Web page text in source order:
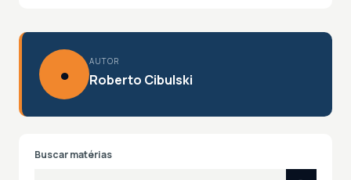
●
AUTOR
Roberto Cibulski
Buscar matérias